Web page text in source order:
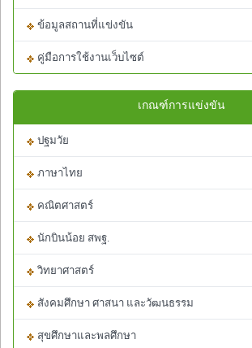
ข้อมูลสถานที่แข่งขัน
คู่มือการใช้งานเว็บไซต์
เกณฑ์การแข่งขัน
ปฐมวัย
ภาษาไทย
คณิตศาสตร์
นักบินน้อย สพฐ.
วิทยาศาสตร์
สังคมศึกษา ศาสนา และวัฒนธรรม
สุขศึกษาและพลศึกษา